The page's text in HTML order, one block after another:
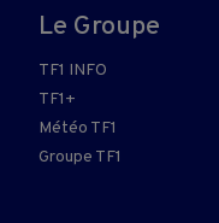
Le Groupe
TF1 INFO
TF1+
Météo TF1
Groupe TF1